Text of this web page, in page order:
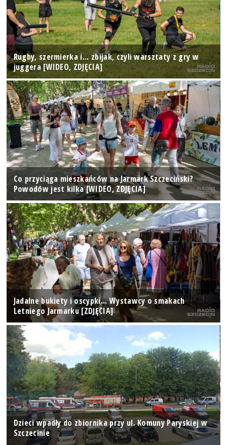
Rugby, szermierka i... zbijak, czyli warsztaty z gry w
juggera [WIDEO, ZDJĘCIA]
Co przyciąga mieszkańców na Jarmark Szczeciński?
Powodów jest kilka [WIDEO, ZDJĘCIA]
Jadalne bukiety i oscypki... Wystawcy o smakach
Letniego Jarmarku [ZDJĘCIA]
Dzieci wpadły do zbiornika przy ul. Komuny Paryskiej w
Szczecinie